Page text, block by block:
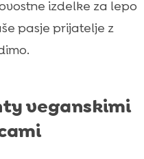
izdelke za lepo
pasje prijatelje z
veganskimi